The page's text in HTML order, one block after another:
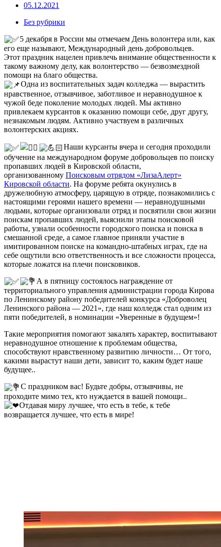
05.12.2021
Без рубрики
5 декабря в России мы отмечаем День волонтера или, как
его еще называют, Международный день добровольцев.
Этот праздник нацелен привлечь внимание общественности к
такому важному делу, как волонтерство — безвозмездной
помощи на благо общества.
Одна из воспитательных задач колледжа — вырастить
нравственное, отзывчивое, заботливое и неравнодушное к
чужой беде поколение молодых людей. Мы активно
привлекаем курсантов к оказанию помощи себе, друг другу,
незнакомым людям. Активно участвуем в различных
волонтерских акциях.
Наши курсанты вчера и сегодня проходили
обучение на международном форуме добровольцев по поиску
пропавших людей в Кировской области,
организованному Поисковым отрядом «ЛизаАлерт»
Кировской области. На форуме ребята окунулись в
дружелюбную атмосферу, царящую в отряде, познакомились с
настоящими героями нашего времени — неравнодушными
людьми, которые организовали отряд и посвятили свои жизни
поискам пропавших людей, выяснили этапы поисковой
работы, узнали особенности городского поиска и поиска в
смешанной среде, а самое главное приняли участие в
имитированном поиске на командно-штабных играх, где на
себе ощутили всю ответственность и все сложности процесса,
которые ложатся на плечи поисковиков.
А в пятницу состоялось награждение от
территориального управления администрации города Кирова
по Ленинскому району победителей конкурса «Доброволец
Ленинского района — 2021», где наш колледж стал одним из
пяти победителей, в номинации «Уверенные в будущем»!
Такие мероприятия помогают закалять характер, воспитывают
неравнодушное отношение к проблемам общества,
способствуют нравственному развитию личности… От того,
какими вырастут наши дети, зависит то, каким будет наше
будущее..
С праздником вас! Будьте добры, отзывчивы, не
проходите мимо тех, кто нуждается в вашей помощи..
Отдавая миру лучшее, что есть в тебе, к тебе
возвращается лучшее, что есть в мире!